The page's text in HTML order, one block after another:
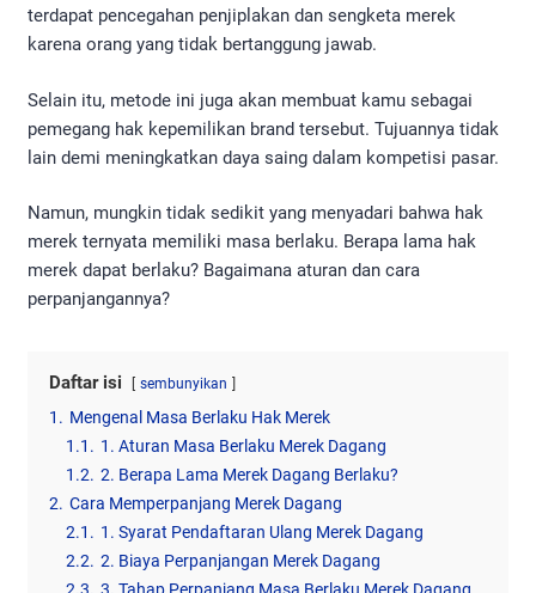
terdapat pencegahan penjiplakan dan sengketa merek
karena orang yang tidak bertanggung jawab.
Selain itu, metode ini juga akan membuat kamu sebagai
pemegang hak kepemilikan brand tersebut. Tujuannya tidak
lain demi meningkatkan daya saing dalam kompetisi pasar.
Namun, mungkin tidak sedikit yang menyadari bahwa hak
merek ternyata memiliki masa berlaku. Berapa lama hak
merek dapat berlaku? Bagaimana aturan dan cara
perpanjangannya?
Daftar isi sembunyikan
1. Mengenal Masa Berlaku Hak Merek
1.1. 1. Aturan Masa Berlaku Merek Dagang
1.2. 2. Berapa Lama Merek Dagang Berlaku?
2. Cara Memperpanjang Merek Dagang
2.1. 1. Syarat Pendaftaran Ulang Merek Dagang
2.2. 2. Biaya Perpanjangan Merek Dagang